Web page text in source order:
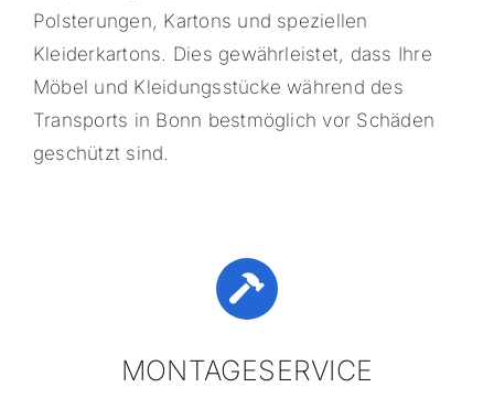
Polsterungen, Kartons und speziellen
Kleiderkartons. Dies gewährleistet, dass Ihre
Möbel und Kleidungsstücke während des
Transports in Bonn bestmöglich vor Schäden
geschützt sind.
MONTAGESERVICE